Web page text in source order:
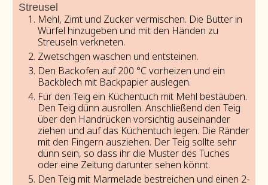
Streusel
Mehl, Zimt und Zucker vermischen. Die Butter in
Würfel hinzugeben und mit den Händen zu
Streuseln verkneten.
Zwetschgen waschen und entsteinen.
Den Backofen auf 200 °C vorheizen und ein
Backblech mit Backpapier auslegen.
Für den Teig ein Küchentuch mit Mehl bestäuben.
Den Teig dünn ausrollen. Anschließend den Teig
über den Handrücken vorsichtig auseinander
ziehen und auf das Küchentuch legen. Die Ränder
mit den Fingern ausziehen. Der Teig sollte sehr
dünn sein, so dass ihr die Muster des Tuches
oder eine Zeitung darunter sehen könnt.
Den Teig mit Marmelade bestreichen und einen 2-